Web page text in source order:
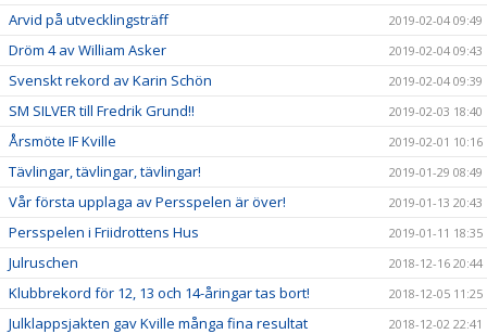
Arvid på utvecklingsträff 2019-02-04 09:49
Dröm 4 av William Asker 2019-02-04 09:43
Svenskt rekord av Karin Schön 2019-02-04 09:39
SM SILVER till Fredrik Grund!! 2019-02-03 18:40
Årsmöte IF Kville 2019-02-01 10:16
Tävlingar, tävlingar, tävlingar! 2019-01-29 08:49
Vår första upplaga av Persspelen är över! 2019-01-13 20:43
Persspelen i Friidrottens Hus 2019-01-11 18:35
Julruschen 2018-12-16 20:44
Klubbrekord för 12, 13 och 14-åringar tas bort! 2018-12-05 11:25
Julklappsjakten gav Kville många fina resultat 2018-12-02 22:41